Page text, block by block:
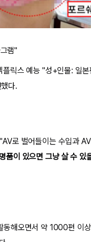
램"
릭스 예능 "성+인물: 일
다.
로 벌어들이는 수입과
품이 있으면 그냥 살 수 있
동해오면서 약 1000편 이